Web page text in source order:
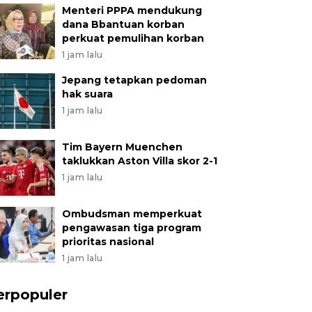
Menteri PPPA mendukung
dana Bbantuan korban
perkuat pemulihan korban
1 jam lalu
Jepang tetapkan pedoman
hak suara
1 jam lalu
Tim Bayern Muenchen
taklukkan Aston Villa skor 2-1
1 jam lalu
Ombudsman memperkuat
pengawasan tiga program
prioritas nasional
1 jam lalu